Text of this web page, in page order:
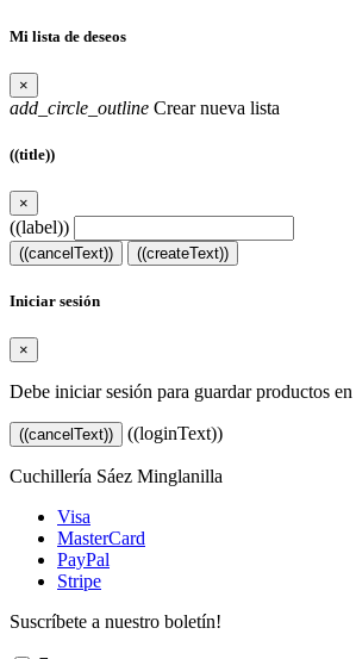
Mi lista de deseos
×
add_circle_outline Crear nueva lista
((title))
×
((label))
((cancelText)) ((createText))
Iniciar sesión
×
Debe iniciar sesión para guardar productos en
((cancelText)) ((loginText))
Cuchillería Sáez Minglanilla
Visa
MasterCard
PayPal
Stripe
Suscríbete a nuestro boletín!